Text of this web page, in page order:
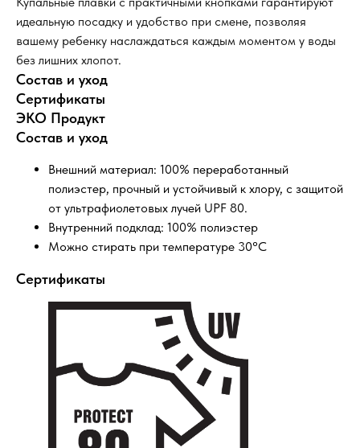
идеальную посадку и удобство при смене, позволяя
вашему ребенку наслаждаться каждым моментом у воды
без лишних хлопот.
Состав и уход
Сертификаты
ЭКО Продукт
Состав и уход
Внешний материал: 100% переработанный
полиэстер, прочный и устойчивый к хлору, с защитой
от ультрафиолетовых лучей UPF 80.
Внутренний подклад: 100% полиэстер
Можно стирать при температуре 30°C
Сертификаты